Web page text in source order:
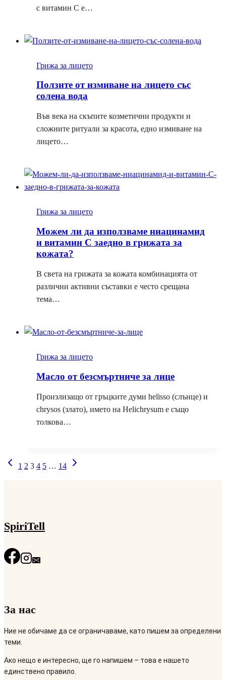
с витамин С е…
Грижа за лицето
Ползите от измиване на лицето със
солена вода
Във века на скъпите козметични продукти и
сложните ритуали за красота, едно измиване на
лицето…
Грижа за лицето
Можем ли да използваме ниацинамид
и витамин С заедно в грижата за
кожата?
В света на грижата за кожата комбинацията от
различни активни съставки е често срещана
тема…
Грижа за лицето
Масло от безсмъртниче за лице
Произлизащо от гръцките думи helisso (слънце) и
chrysos (злато), името на Helichrysum е също
толкова…
Навигация
Предишна
1 2 3 4 5 … 14
Следваща
SpiriTell
За нас
Ние не обичаме да се ограничаваме, като пишем за определени
теми.
Ако нещо е интересно, ще го напишем – това е нашето
единствено правило.